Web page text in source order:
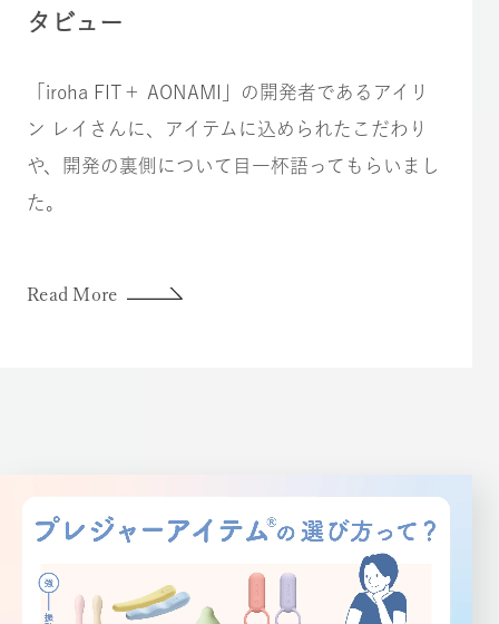
タビュー
「iroha FIT＋ AONAMI」の開発者であるアイリ
ン レイさんに、アイテムに込められたこだわり
や、開発の裏側について目一杯語ってもらいまし
た。
Read More